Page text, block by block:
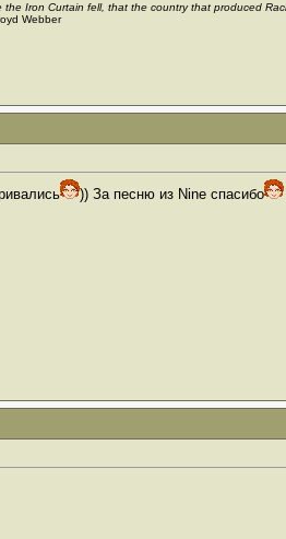
Iron Curtain fell, that the country that produced
Webber
)) За песню из Nine спасибо